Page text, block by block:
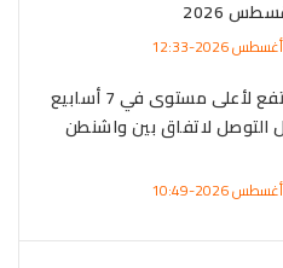
الذهب يرتفع لأعلى مستوى في 7 أسابيع
لاتفاق بين واشنطن